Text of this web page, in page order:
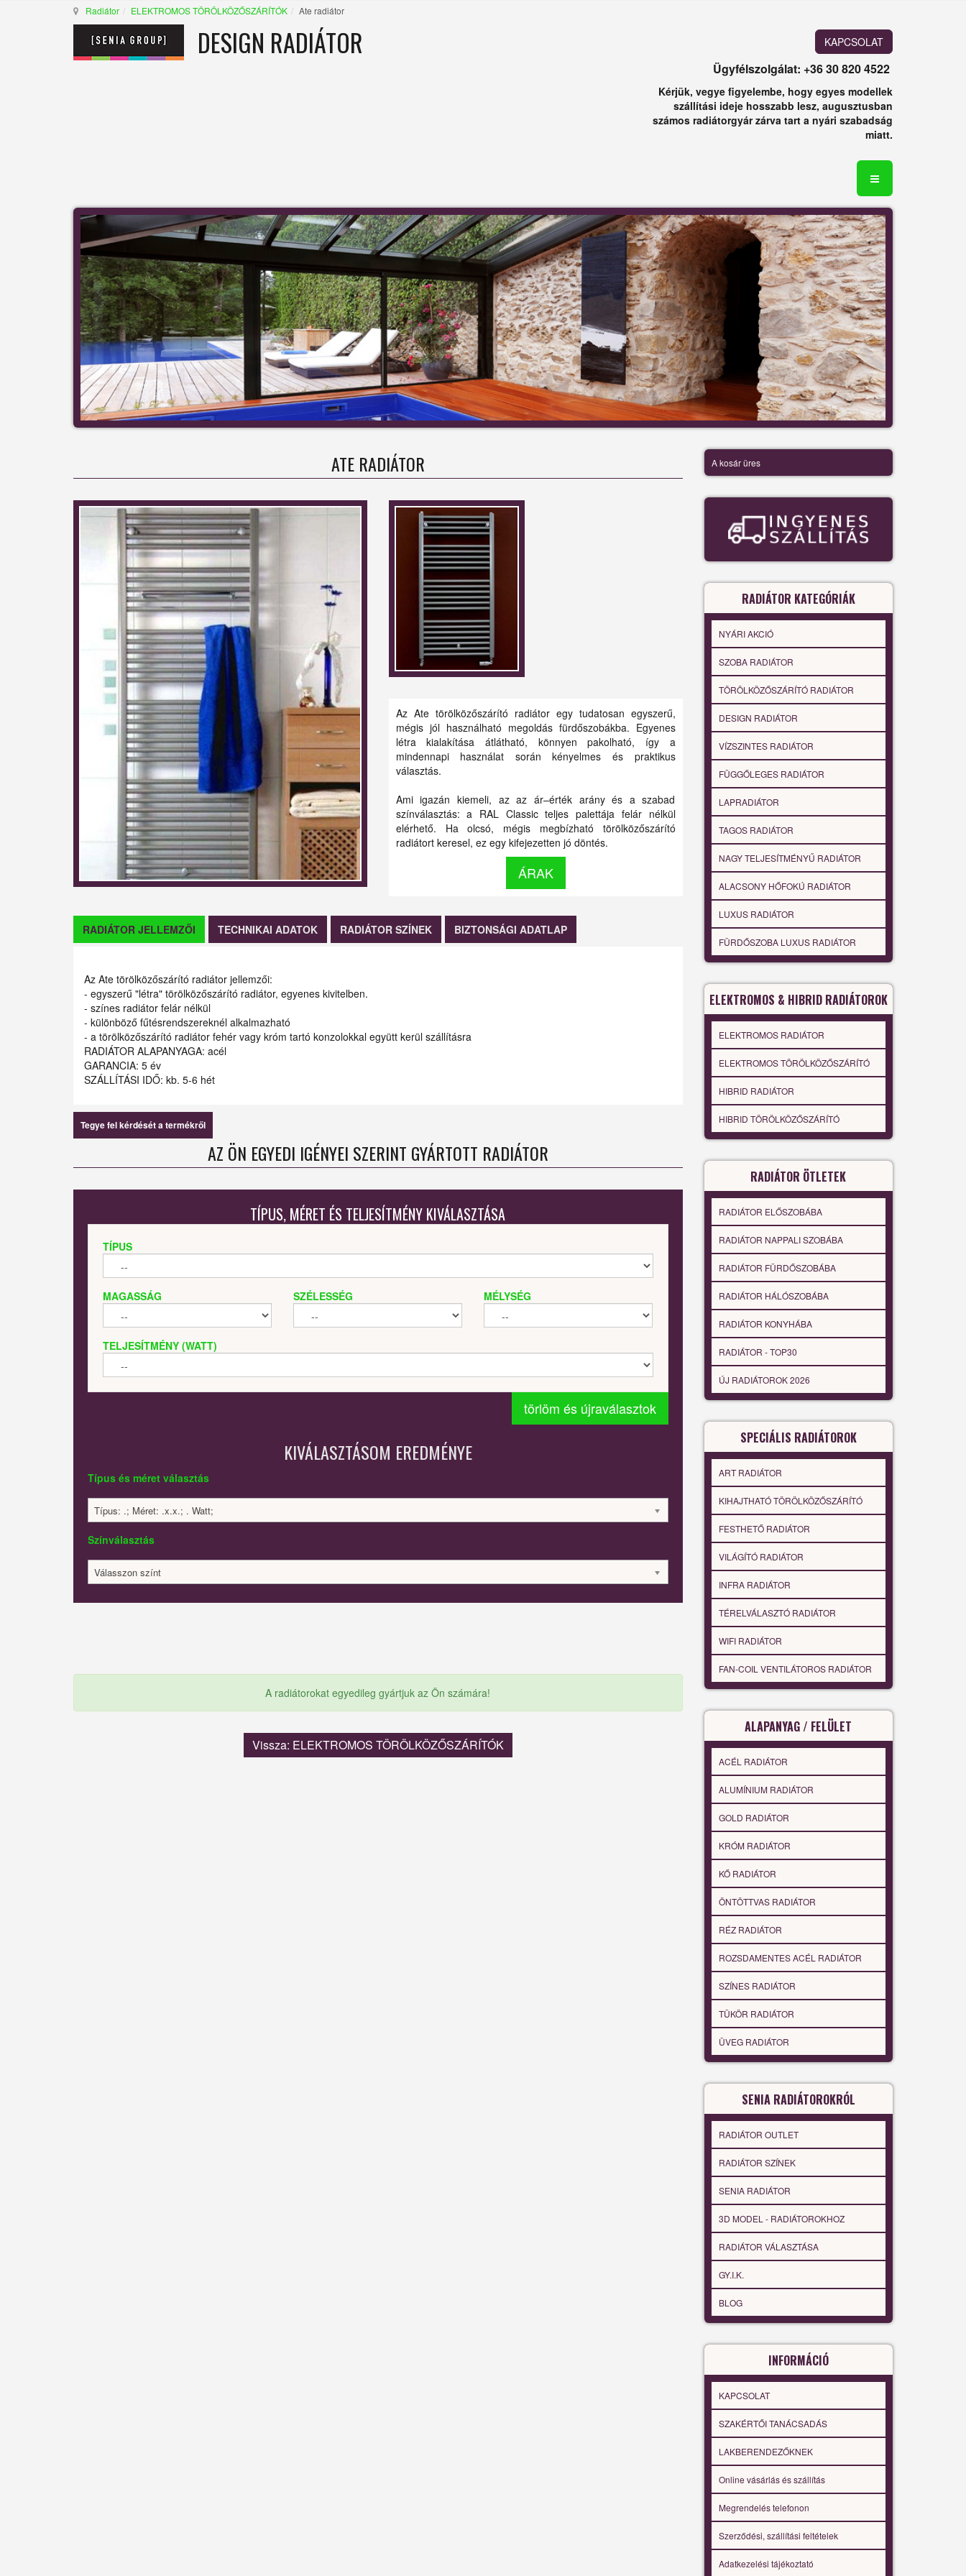
Radiátor ELEKTROMOS TÖRÖLKÖZŐSZÁRÍTÓK Ate radiátor
DESIGN RADIÁTOR KAPCSOLAT
Ügyfélszolgálat: +36 30 820 4522
Kérjük, vegye figyelembe, hogy egyes modellek
szállítási ideje hosszabb lesz, augusztusban
számos radiátorgyár zárva tart a nyári szabadság
miatt.
ATE RADIÁTOR
Az Ate törölközőszárító radiátor egy tudatosan egyszerű,
mégis jól használható megoldás fürdőszobákba. Egyenes
létra kialakítása átlátható, könnyen pakolható, így a
mindennapi használat során kényelmes és praktikus
választás.
Ami igazán kiemeli, az az ár–érték arány és a szabad
színválasztás: a RAL Classic teljes palettája felár nélkül
elérhető. Ha olcsó, mégis megbízható törölközőszárító
radiátort keresel, ez egy kifejezetten jó döntés.
ÁRAK
RADIÁTOR JELLEMZŐI TECHNIKAI ADATOK RADIÁTOR SZÍNEK BIZTONSÁGI ADATLAP
Az Ate törölközőszárító radiátor jellemzői:
- egyszerű "létra" törölközőszárító radiátor, egyenes kivitelben.
- színes radiátor felár nélkül
- különböző fűtésrendszereknél alkalmazható
- a törölközőszárító radiátor fehér vagy króm tartó konzolokkal együtt kerül szállításra
RADIÁTOR ALAPANYAGA: acél
GARANCIA: 5 év
SZÁLLÍTÁSI IDŐ: kb. 5-6 hét
Tegye fel kérdését a termékről
AZ ÖN EGYEDI IGÉNYEI SZERINT GYÁRTOTT RADIÁTOR
TÍPUS, MÉRET ÉS TELJESÍTMÉNY KIVÁLASZTÁSA
TÍPUS
MAGASSÁG SZÉLESSÉG MÉLYSÉG
TELJESÍTMÉNY (WATT)
törlöm és újraválasztok
KIVÁLASZTÁSOM EREDMÉNYE
Típus és méret választás
Típus: .; Méret: .x.x.; . Watt;
Színválasztás
Válasszon színt
A radiátorokat egyedileg gyártjuk az Ön számára!
Vissza: ELEKTROMOS TÖRÖLKÖZŐSZÁRÍTÓK
A kosár üres
RADIÁTOR KATEGÓRIÁK
NYÁRI AKCIÓ
SZOBA RADIÁTOR
TÖRÖLKÖZŐSZÁRÍTÓ RADIÁTOR
DESIGN RADIÁTOR
VÍZSZINTES RADIÁTOR
FÜGGŐLEGES RADIÁTOR
LAPRADIÁTOR
TAGOS RADIÁTOR
NAGY TELJESÍTMÉNYŰ RADIÁTOR
ALACSONY HŐFOKÚ RADIÁTOR
LUXUS RADIÁTOR
FÜRDŐSZOBA LUXUS RADIÁTOR
ELEKTROMOS & HIBRID RADIÁTOROK
ELEKTROMOS RADIÁTOR
ELEKTROMOS TÖRÖLKÖZŐSZÁRÍTÓ
HIBRID RADIÁTOR
HIBRID TÖRÖLKÖZŐSZÁRÍTÓ
RADIÁTOR ÖTLETEK
RADIÁTOR ELŐSZOBÁBA
RADIÁTOR NAPPALI SZOBÁBA
RADIÁTOR FÜRDŐSZOBÁBA
RADIÁTOR HÁLÓSZOBÁBA
RADIÁTOR KONYHÁBA
RADIÁTOR - TOP30
ÚJ RADIÁTOROK 2026
SPECIÁLIS RADIÁTOROK
ART RADIÁTOR
KIHAJTHATÓ TÖRÖLKÖZŐSZÁRÍTÓ
FESTHETŐ RADIÁTOR
VILÁGÍTÓ RADIÁTOR
INFRA RADIÁTOR
TÉRELVÁLASZTÓ RADIÁTOR
WIFI RADIÁTOR
FAN-COIL VENTILÁTOROS RADIÁTOR
ALAPANYAG / FELÜLET
ACÉL RADIÁTOR
ALUMÍNIUM RADIÁTOR
GOLD RADIÁTOR
KRÓM RADIÁTOR
KŐ RADIÁTOR
ÖNTÖTTVAS RADIÁTOR
RÉZ RADIÁTOR
ROZSDAMENTES ACÉL RADIÁTOR
SZÍNES RADIÁTOR
TÜKÖR RADIÁTOR
ÜVEG RADIÁTOR
SENIA RADIÁTOROKRÓL
RADIÁTOR OUTLET
RADIÁTOR SZÍNEK
SENIA RADIÁTOR
3D MODEL - RADIÁTOROKHOZ
RADIÁTOR VÁLASZTÁSA
GY.I.K.
BLOG
INFORMÁCIÓ
KAPCSOLAT
SZAKÉRTŐI TANÁCSADÁS
LAKBERENDEZŐKNEK
Online vásárlás és szállítás
Megrendelés telefonon
Szerződési, szállítási feltételek
Adatkezelési tájékoztató